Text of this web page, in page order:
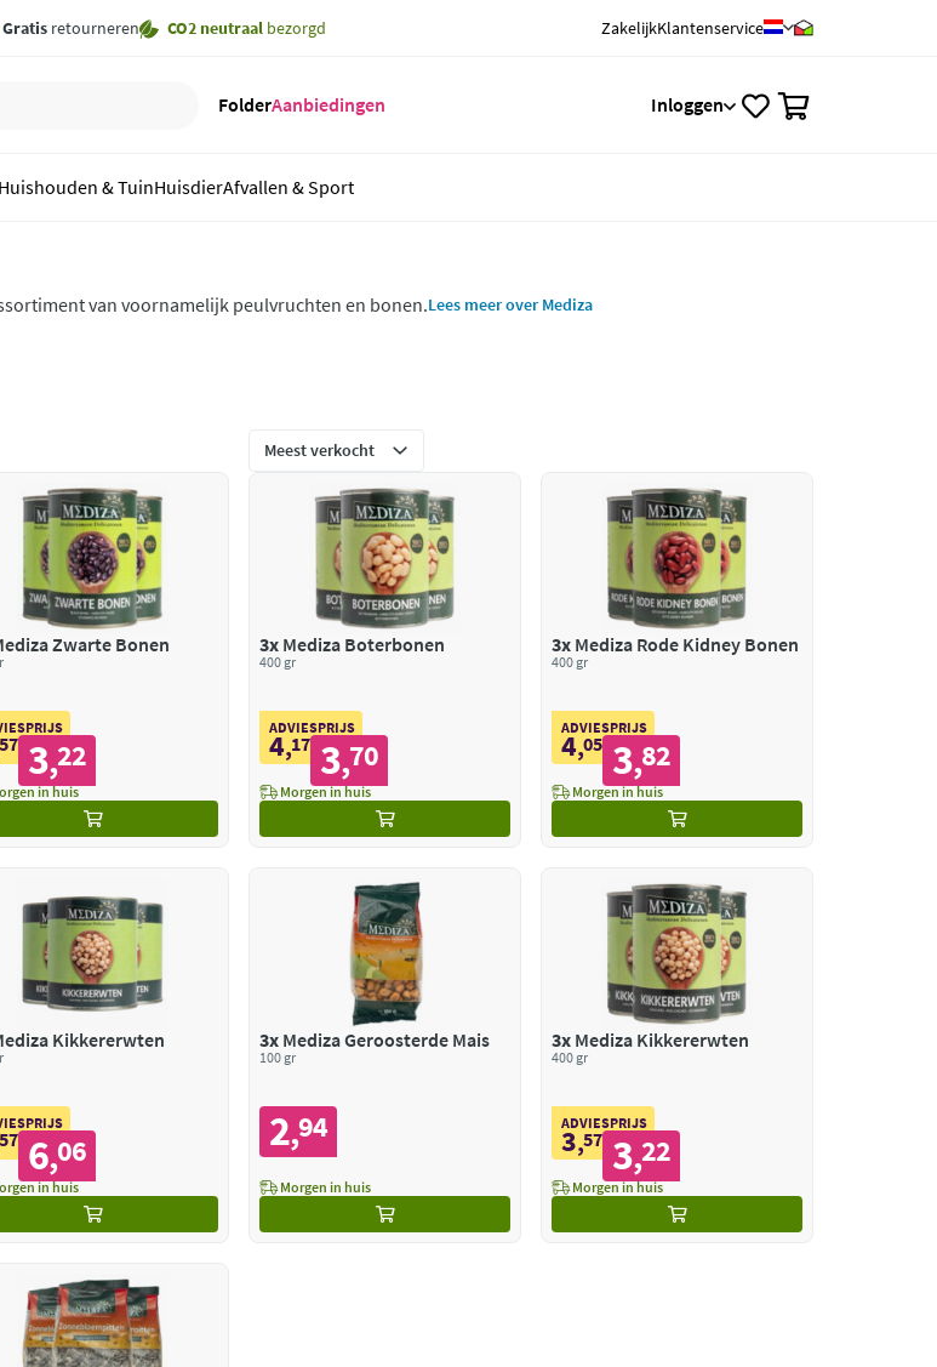
Gratis retourneren CO2 neutraal bezorgd ZakelijkKlantenservice
FolderAanbiedingen Inloggen
Huishouden & TuinHuisdierAfvallen & Sport
van voornamelijk peulvruchten en bonen.Lees meer over Mediza
Zwarte Bonen
57 3,22
in huis
3x Mediza Boterbonen
400 gr
ADVIESPRIJS
4,17 3,70
Morgen in huis
3x Mediza Rode Kidney Bonen
400 gr
ADVIESPRIJS
4,05 3,82
Morgen in huis
Kikkererwten
57 6,06
in huis
3x Mediza Geroosterde Mais
100 gr
2,94
Morgen in huis
3x Mediza Kikkererwten
400 gr
ADVIESPRIJS
3,57 3,22
Morgen in huis